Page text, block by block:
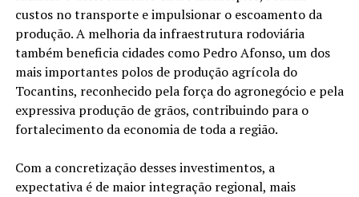
custos no transporte e impulsionar o escoamento da
produção. A melhoria da infraestrutura rodoviária
também beneficia cidades como Pedro Afonso, um dos
mais importantes polos de produção agrícola do
Tocantins, reconhecido pela força do agronegócio e pela
expressiva produção de grãos, contribuindo para o
fortalecimento da economia de toda a região.
Com a concretização desses investimentos, a
expectativa é de maior integração regional, mais